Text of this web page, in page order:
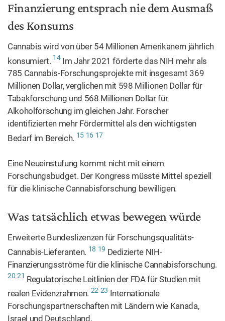
Finanzierung entsprach nie dem Ausmaß
des Konsums
Cannabis wird von über 54 Millionen Amerikanern jährlich
konsumiert. 14Im Jahr 2021 förderte das NIH mehr als
785 Cannabis-Forschungsprojekte mit insgesamt 369
Millionen Dollar, verglichen mit 598 Millionen Dollar für
Tabakforschung und 568 Millionen Dollar für
Alkoholforschung im gleichen Jahr. Forscher
identifizierten mehr Fördermittel als den wichtigsten
Bedarf im Bereich. 15 16 17
Eine Neueinstufung kommt nicht mit einem
Forschungsbudget. Der Kongress müsste Mittel speziell
für die klinische Cannabisforschung bewilligen.
Was tatsächlich etwas bewegen würde
Erweiterte Bundeslizenzen für Forschungsqualitäts-
Cannabis-Lieferanten. 18 19 Dedizierte NIH-
Finanzierungsströme für die klinische Cannabisforschung.
20 21 Regulatorische Leitlinien der FDA für Studien mit
realen Evidenzrahmen. 22 23 Internationale
Forschungspartnerschaften mit Ländern wie Kanada,
Israel und Deutschland.